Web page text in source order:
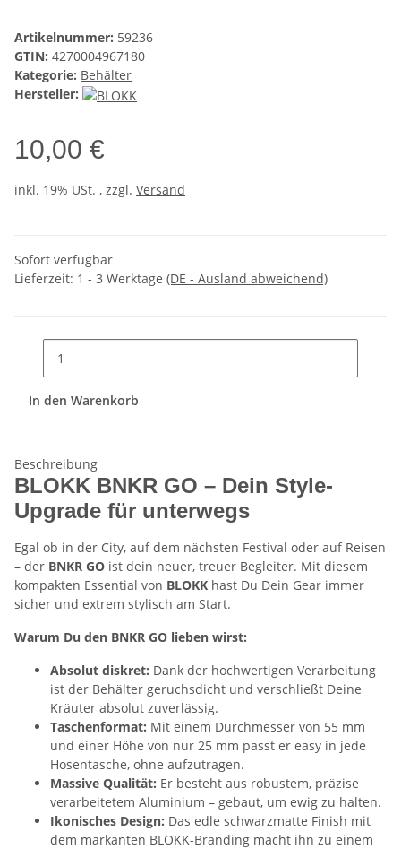
Artikelnummer: 59236
GTIN: 4270004967180
Kategorie: Behälter
Hersteller:
10,00 €
inkl. 19% USt. , zzgl. Versand
Sofort verfügbar
Lieferzeit: 1 - 3 Werktage (DE - Ausland abweichend)
In den Warenkorb
Beschreibung
BLOKK BNKR GO – Dein Style-
Upgrade für unterwegs
Egal ob in der City, auf dem nächsten Festival oder auf Reisen
– der BNKR GO ist dein neuer, treuer Begleiter. Mit diesem
kompakten Essential von BLOKK hast Du Dein Gear immer
sicher und extrem stylisch am Start.
Warum Du den BNKR GO lieben wirst:
Absolut diskret: Dank der hochwertigen Verarbeitung
ist der Behälter geruchsdicht und verschließt Deine
Kräuter absolut zuverlässig.
Taschenformat: Mit einem Durchmesser von 55 mm
und einer Höhe von nur 25 mm passt er easy in jede
Hosentasche, ohne aufzutragen.
Massive Qualität: Er besteht aus robustem, präzise
verarbeitetem Aluminium – gebaut, um ewig zu halten.
Ikonisches Design: Das edle schwarzmatte Finish mit
dem markanten BLOKK-Branding macht ihn zu einem